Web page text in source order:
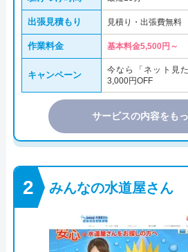
出張見積もり 見積り・出張費無料
作業料金 基本料金5,500円～
キャンペーン
今なら「ネット見
3,000円OFF
サービスの内容をも
みんなの水道屋さん